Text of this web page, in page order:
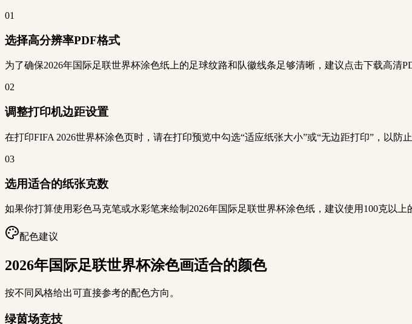
01
选择高分辨率PDF格式
为了确保2026年国际足联世界杯涂色纸上的足球纹路和队徽线条足够清晰，建议点击下载高清
02
调整打印机边距设置
在打印FIFA 2026世界杯涂色页时，请在打印预览中勾选“适应纸张大小”或“无边距打印”，以防
03
选用适合的纸张克数
如果你打算使用彩色马克笔或水彩笔来绘制2026年国际足联世界杯涂色纸，建议使用100克以
配色建议
2026年国际足联世界杯涂色画适合的颜色
按不同风格给出可直接参考的配色方向。
绿茵场竞技